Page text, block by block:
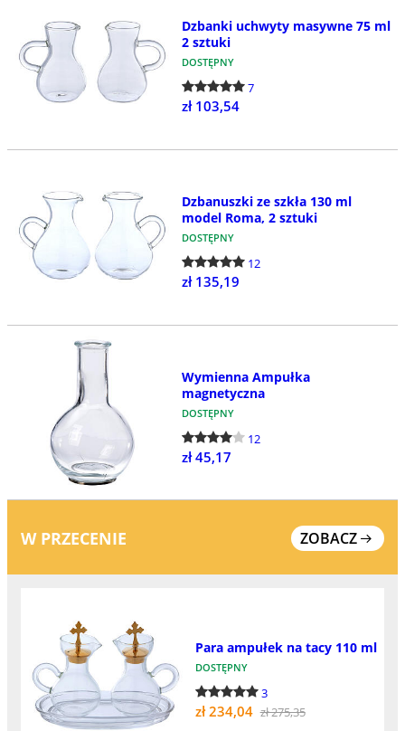
Dzbanki uchwyty masywne 75 ml
2 sztuki
DOSTĘPNY
7
zł 103,54
Dzbanuszki ze szkła 130 ml
model Roma, 2 sztuki
DOSTĘPNY
12
zł 135,19
Wymienna Ampułka
magnetyczna
DOSTĘPNY
12
zł 45,17
W PRZECENIE ZOBACZ
Para ampułek na tacy 110 ml
DOSTĘPNY
3
zł 234,04 zł 275,35